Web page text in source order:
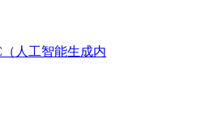
人工智能生成内